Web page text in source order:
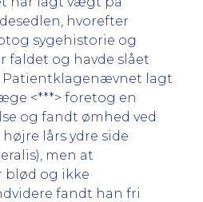
hvorefter
sygehistorie og
faldet og havde slået
Patientklagenævnet lagt
<***> foretog en
og fandt ømhed ved
lårs ydre side
men at
blød og ikke
fandt han fri